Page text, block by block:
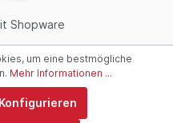
Shopware
um eine bestmögliche
Mehr Informationen ...
Konfigurieren